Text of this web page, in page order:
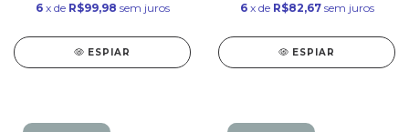
6 x de R$99,98 sem juros
ESPIAR
6 x de R$82,67 sem juros
ESPIAR